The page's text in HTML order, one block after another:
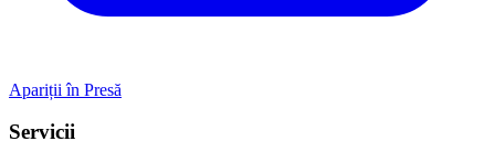
Apariții în Presă
Servicii